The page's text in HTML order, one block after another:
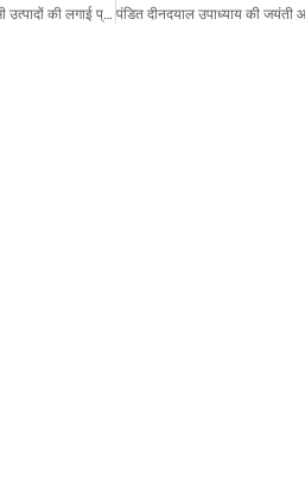
देहरादून में सिल्क एक्सपो 2025 का शुभारंभ, 12 राज्यों के प्रतिभागियों ने रेशमी उत्पादों की लगाई प्रदर्शनी